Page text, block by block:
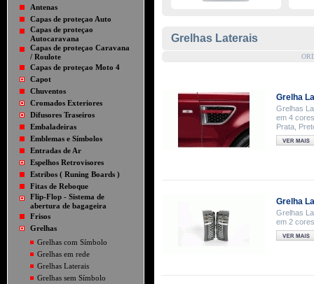
Antenas
Capas de proteçao Auto
Capas de proteçao
Autocaravana
Capas de proteçao Caravana
/ Roulote
Capas de proteçao Moto 4
Capot
Chuventos
Cromados Exteriores
Difusores Traseiros
Embaladeiras
Emblemas e Símbolos
Entradas de Ar
Espelhos Retrovisores
Estribos ( Runing Boards )
Fitas de Reboque
Flip-Flop - Sistema de
abertura de bagageira
Frisos
Grelhas
Grelhas com Símbolo
Grelhas em rede
Grelhas Laterais
Grelhas sem Símbolo
Grelhas Laterais
Grelha
Grelhas
em 4
Prata,
Grelha
Grelhas
em 2